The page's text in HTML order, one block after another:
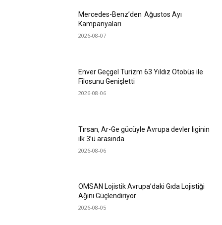
Mercedes-Benz’den Ağustos Ayı
Kampanyaları
2026-08-07
Enver Geçgel Turizm 63 Yıldız Otobüs ile
Filosunu Genişletti
2026-08-06
Tırsan, Ar-Ge gücüyle Avrupa devler liginin
ilk 3’ü arasında
2026-08-06
OMSAN Lojistik Avrupa’daki Gıda Lojistiği
Ağını Güçlendiriyor
2026-08-05